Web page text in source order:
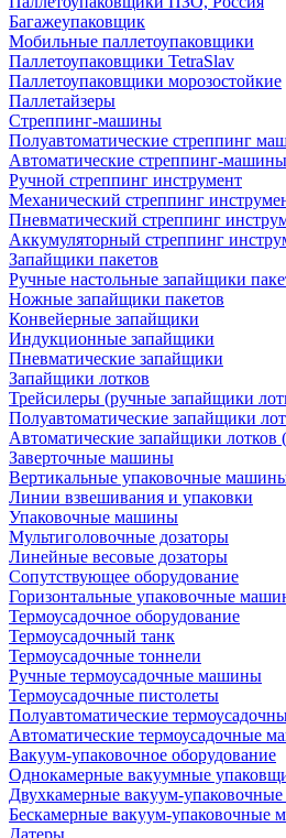
Багажеупаковщик
Мобильные паллетоупаковщики
Паллетоупаковщики TetraSlav
Паллетоупаковщики морозостойкие
Паллетайзеры
Стреппинг-машины
Полуавтоматические стреппинг
Автоматические стреппинг-машины
Ручной стреппинг инструмент
Механический стреппинг
Пневматический стреппинг
Аккумуляторный стреппинг
Запайщики пакетов
Ручные настольные запайщики
Ножные запайщики пакетов
Конвейерные запайщики
Индукционные запайщики
Пневматические запайщики
Запайщики лотков
Трейсилеры (ручные запайщики
Полуавтоматические запайщики
Автоматические запайщики лотков
Заверточные машины
Вертикальные упаковочные
Линии взвешивания и упаковки
Упаковочные машины
Мультиголовочные дозаторы
Линейные весовые дозаторы
Сопутствующее оборудование
Горизонтальные упаковочные
Термоусадочное оборудование
Термоусадочный танк
Термоусадочные тоннели
Ручные термоусадочные машины
Термоусадочные пистолеты
Полуавтоматические
Автоматические термоусадочные
Вакуум-упаковочное оборудование
Однокамерные вакуумные
Двухкамерные вакуум-
Бескамерные вакуум-упаковочные
Датеры